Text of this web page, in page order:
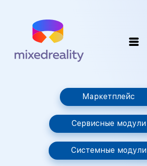
Маркетплейс
Сервисные модули
Системные модули